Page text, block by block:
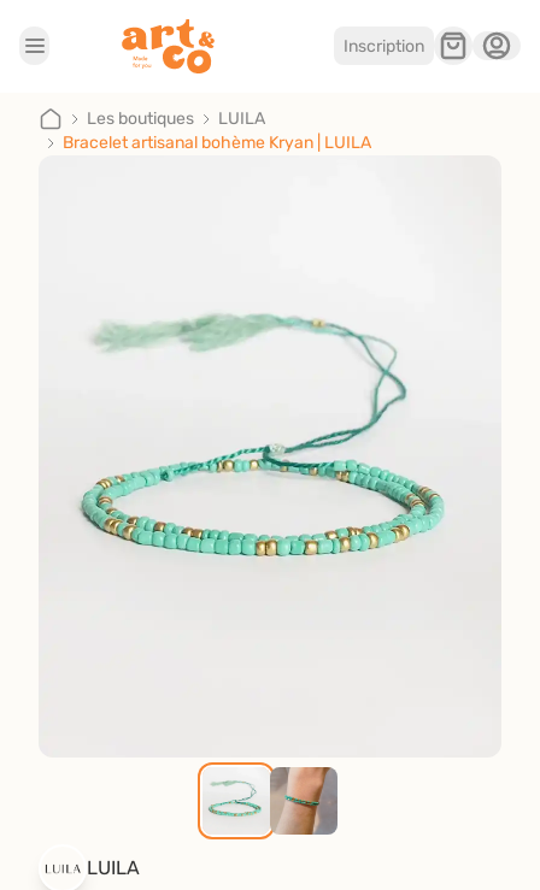
Inscription
Les boutiques
Je suis artisan
Les boutiques
LUILA
Bracelet artisanal bohème Kryan | LUILA
LUILA